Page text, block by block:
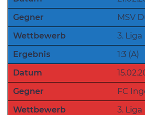
Gegner
MSV
Wettbewerb
3. Liga
Ergebnis
1:3 (A)
Datum
Gegner
FC
Wettbewerb
3. Liga